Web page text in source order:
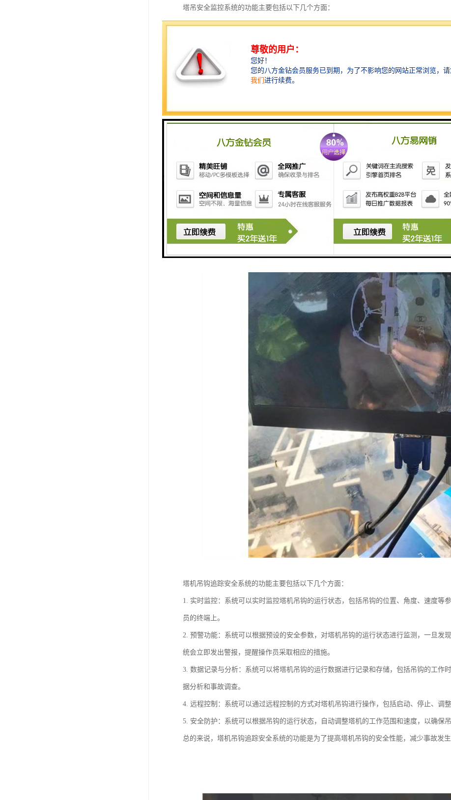
塔吊安全监控系统的功能主要包括以下几个方面：
1. 实时监控：通过安装在塔吊上的摄像头，实时监控塔吊的工作状态，包括起重臂的位
2. 报警功能：系统能够检测塔吊工作中的异常情况，并及时发出警报，如起重臂位置偏
3. 数据记录与分析：系统能够记录塔吊的工作数据，包括起重臂的运行轨迹、工作时间
提供工作效率评估等功能。
4. 远程控制：系统可以通过网络远程控制塔吊的操作，包括起重臂的升降、旋转等，提
5. 视频监控：系统能够实时传输塔吊上的视频画面，供操作人员进行监控和观察，确保
6. 风速监测：系统可以监测周围的风速情况，并根据设定的风速阈值发出警报，以确保
7. 维护管理：系统能够对塔吊的维护情况进行管理，包括设备的检修记录、维护计划等
总的来说，塔吊安全监控系统能够实时监控塔吊的工作状态，提供报警功能，记录和分
测以及维护管理等功能，以确保塔吊的安全运行。
塔机吊钩追踪安全系统的功能主要包括以下几个方面：
1. 实时监控：系统可以实时监控塔机吊钩的运行状态，包括吊钩的位置、角度、速度等
员的终端上。
2. 预警功能：系统可以根据预设的安全参数，对塔机吊钩的运行状态进行监测，一旦发
统会立即发出警报，提醒操作员采取相应的措施。
3. 数据记录与分析：系统可以将塔机吊钩的运行数据进行记录和存储，包括吊钩的工作
据分析和事故调查。
4. 远程控制：系统可以通过远程控制的方式对塔机吊钩进行操作，包括启动、停止、调
5. 安全防护：系统可以根据吊钩的运行状态，自动调整塔机的工作范围和速度，以确保
总的来说，塔机吊钩追踪安全系统的功能是为了提高塔机吊钩的安全性能，减少事故发